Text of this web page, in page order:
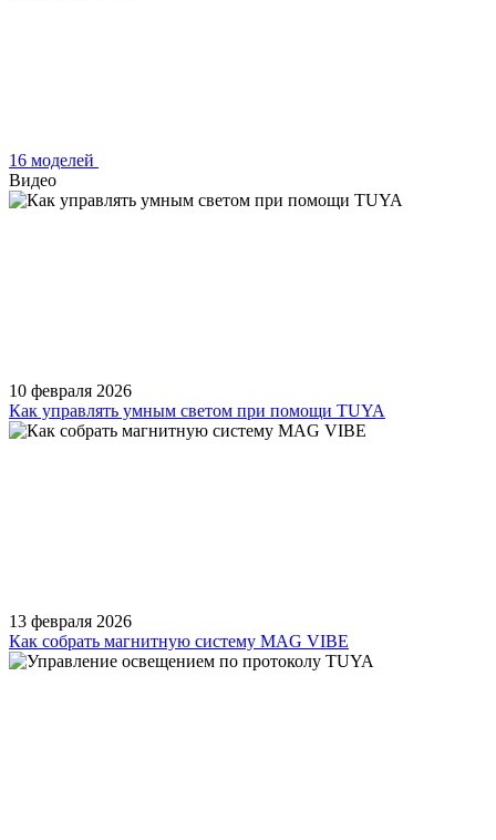
16 моделей
Видео
10 февраля 2026
Как управлять умным светом при помощи TUYA
13 февраля 2026
Как собрать магнитную систему MAG VIBE